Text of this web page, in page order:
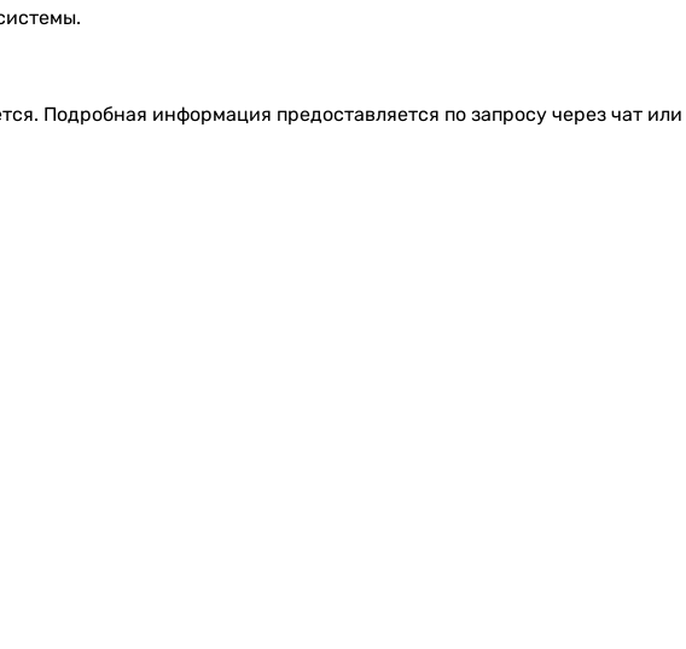
Подробная информация предоставляется по запросу через чат или